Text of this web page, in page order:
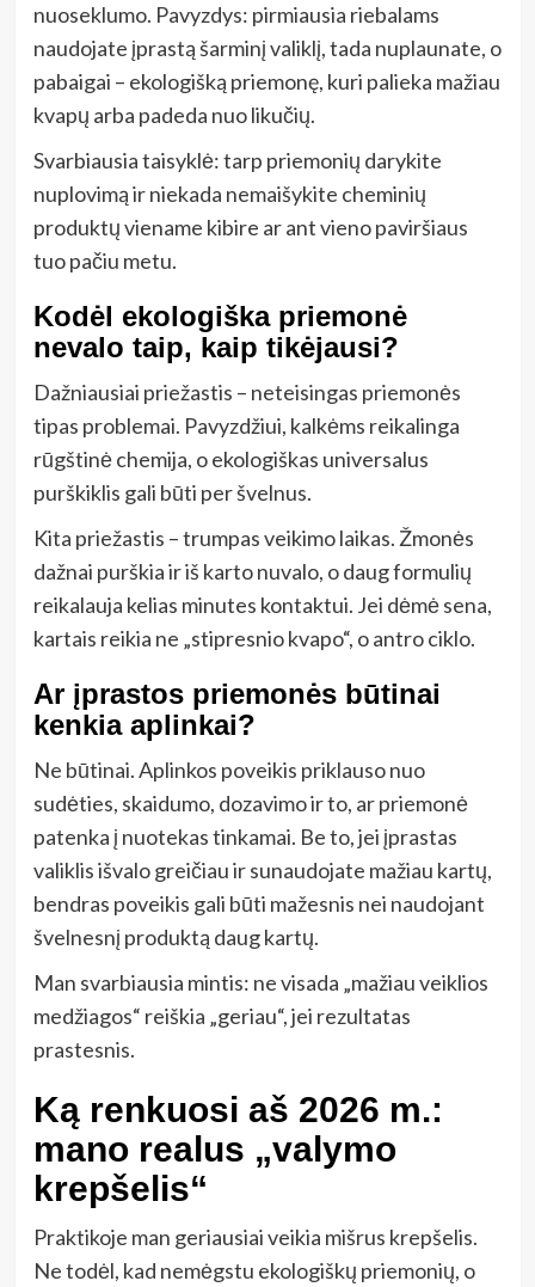
nuoseklumo. Pavyzdys: pirmiausia riebalams
naudojate įprastą šarminį valiklį, tada nuplaunate, o
pabaigai – ekologišką priemonę, kuri palieka mažiau
kvapų arba padeda nuo likučių.
Svarbiausia taisyklė: tarp priemonių darykite
nuplovimą ir niekada nemaišykite cheminių
produktų viename kibire ar ant vieno paviršiaus
tuo pačiu metu.
Kodėl ekologiška priemonė
nevalo taip, kaip tikėjausi?
Dažniausiai priežastis – neteisingas priemonės
tipas problemai. Pavyzdžiui, kalkėms reikalinga
rūgštinė chemija, o ekologiškas universalus
purškiklis gali būti per švelnus.
Kita priežastis – trumpas veikimo laikas. Žmonės
dažnai purškia ir iš karto nuvalo, o daug formulių
reikalauja kelias minutes kontaktui. Jei dėmė sena,
kartais reikia ne „stipresnio kvapo“, o antro ciklo.
Ar įprastos priemonės būtinai
kenkia aplinkai?
Ne būtinai. Aplinkos poveikis priklauso nuo
sudėties, skaidumo, dozavimo ir to, ar priemonė
patenka į nuotekas tinkamai. Be to, jei įprastas
valiklis išvalo greičiau ir sunaudojate mažiau kartų,
bendras poveikis gali būti mažesnis nei naudojant
švelnesnį produktą daug kartų.
Man svarbiausia mintis: ne visada „mažiau veiklios
medžiagos“ reiškia „geriau“, jei rezultatas
prastesnis.
Ką renkuosi aš 2026 m.:
mano realus „valymo
krepšelis“
Praktikoje man geriausiai veikia mišrus krepšelis.
Ne todėl, kad nemėgstu ekologiškų priemonių, o